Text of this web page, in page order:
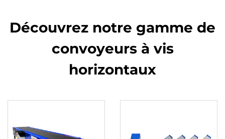
Découvrez notre gamme de
convoyeurs à vis
horizontaux